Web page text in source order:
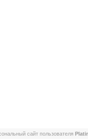
сайт пользователя